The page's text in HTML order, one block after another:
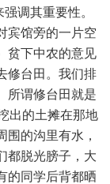
调其重要性。
宾馆旁的一片空
贫下中农的意见
修台田。我们排
所谓修台田就是
出的土摊在那地
的沟里有水，
都脱光膀子，大
的同学后背都晒